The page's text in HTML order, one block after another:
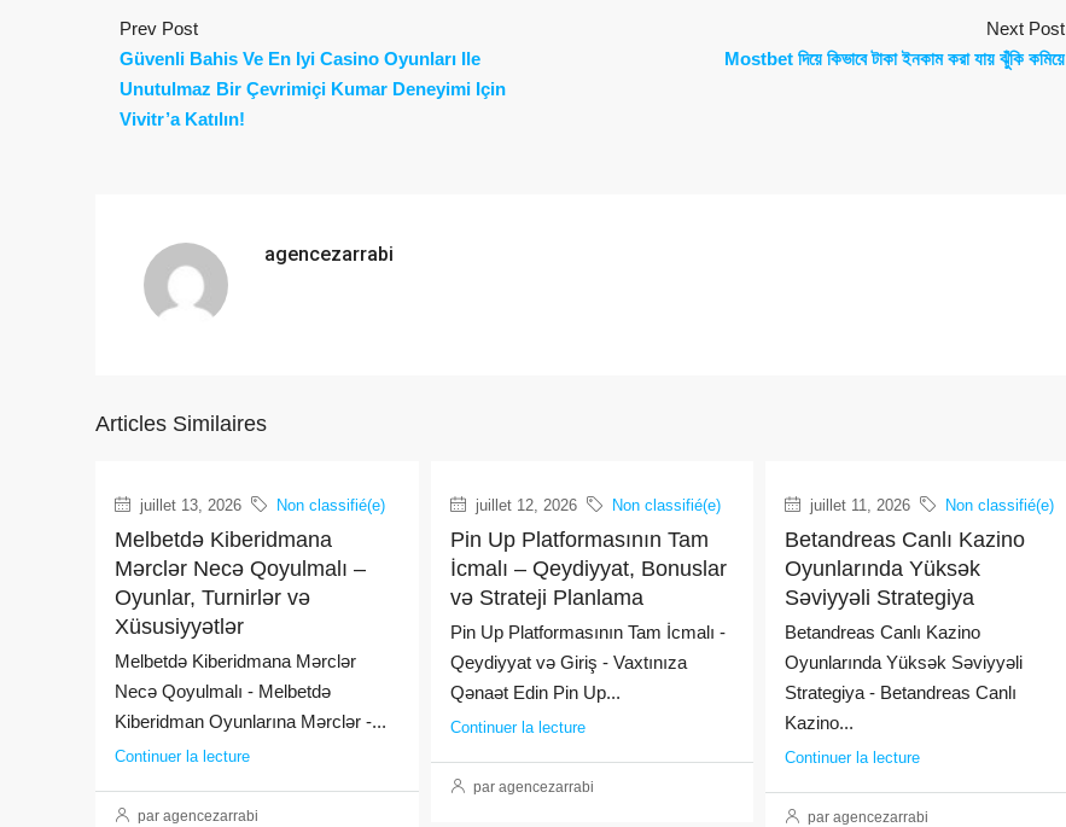
Prev Post
Güvenli Bahis Ve En Iyi Casino Oyunları Ile
Unutulmaz Bir Çevrimiçi Kumar Deneyimi Için
Vivitr’a Katılın!
Next Post
Mostbet দিয়ে কিভাবে টাকা ইনকাম করা যায় ঝুঁকি কমিয়ে
agencezarrabi
Articles Similaires
juillet 13, 2026 Non classifié(e)
Melbetdə Kiberidmana
Mərclər Necə Qoyulmalı –
Oyunlar, Turnirlər və
Xüsusiyyətlər
Melbetdə Kiberidmana Mərclər
Necə Qoyulmalı - Melbetdə
Kiberidman Oyunlarına Mərclər -...
Continuer la lecture
par agencezarrabi
juillet 12, 2026 Non classifié(e)
Pin Up Platformasının Tam
İcmalı – Qeydiyyat, Bonuslar
və Strateji Planlama
Pin Up Platformasının Tam İcmalı -
Qeydiyyat və Giriş - Vaxtınıza
Qənaət Edin Pin Up...
Continuer la lecture
par agencezarrabi
juillet 11, 2026 Non classifié(e)
Betandreas Canlı Kazino
Oyunlarında Yüksək
Səviyyəli Strategiya
Betandreas Canlı Kazino
Oyunlarında Yüksək Səviyyəli
Strategiya - Betandreas Canlı
Kazino...
Continuer la lecture
par agencezarrabi